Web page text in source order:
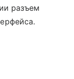
разъем